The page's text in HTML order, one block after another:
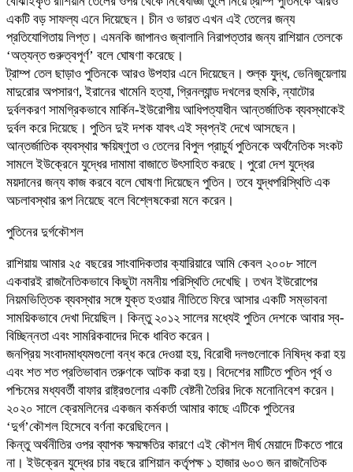
একটি বড় সাফল্য এনে দিয়েছেন। চীন ও ভারত এখন এই তেলের জন্য
প্রতিযোগিতায় লিপ্ত। এমনকি জাপানও জ্বালানি নিরাপত্তার জন্য রাশিয়ান তেলকে
‘অত্যন্ত গুরুত্বপূর্ণ’ বলে ঘোষণা করেছে।
ট্রাম্প তেল ছাড়াও পুতিনকে আরও উপহার এনে দিয়েছেন। শুল্ক যুদ্ধ, ভেনিজুয়েলায়
মাদুরোর অপসারণ, ইরানের খামেনি হত্যা, গ্রিনল্যান্ড দখলের হুমকি, ন্যাটোর
দুর্বলকরণ সামগ্রিকভাবে মার্কিন-ইউরোপীয় আধিপত্যাধীন আন্তর্জাতিক ব্যবস্থাকেই
দুর্বল করে দিয়েছে। পুতিন দুই দশক যাবৎ এই স্বপ্নই দেখে আসছেন।
আন্তর্জাতিক ব্যবস্থার ক্ষয়িষ্ণুতা ও তেলের বিপুল প্রাচুর্য পুতিনকে অর্থনৈতিক সংকট
সামলে ইউক্রেনে যুদ্ধের দামামা বাজাতে উৎসাহিত করছে। পুরো দেশ যুদ্ধের
ময়দানের জন্য কাজ করবে বলে ঘোষণা দিয়েছেন পুতিন। তবে যুদ্ধপরিস্থিতি এক
অচলাবস্থার রূপ নিয়েছে বলে বিশ্লেষকেরা মনে করেন।
পুতিনের দুর্গকৌশল
রাশিয়ায় আমার ২৫ বছরের সাংবাদিকতার ক্যারিয়ারে আমি কেবল ২০০৮ সালে
একবারই রাজনৈতিকভাবে কিছুটা নমনীয় পরিস্থিতি দেখেছি। তখন ইউরোপের
নিয়মভিত্তিক ব্যবস্থার সঙ্গে যুক্ত হওয়ার নীতিতে ফিরে আসার একটি সম্ভাবনা
সাময়িকভাবে দেখা দিয়েছিল। কিন্তু ২০১২ সালের মধ্যেই পুতিন দেশকে আবার স্ব-
বিচ্ছিন্নতা এবং সামরিকবাদের দিকে ধাবিত করেন।
জনপ্রিয় সংবাদমাধ্যমগুলো বন্ধ করে দেওয়া হয়, বিরোধী দলগুলোকে নিষিদ্ধ করা হয়
এবং শত শত প্রতিভাবান তরুণকে আটক করা হয়। বিদেশের মাটিতে পুতিন পূর্ব ও
পশ্চিমের মধ্যবর্তী বাফার রাষ্ট্রগুলোর একটি বেষ্টনী তৈরির দিকে মনোনিবেশ করেন।
২০২০ সালে ক্রেমলিনের একজন কর্মকর্তা আমার কাছে এটিকে পুতিনের
‘দুর্গ’কৌশল হিসেবে বর্ণনা করেছিলেন।
কিন্তু অর্থনীতির ওপর ব্যাপক ক্ষয়ক্ষতির কারণে এই কৌশল দীর্ঘ মেয়াদে টিকতে পারে
না। ইউক্রেন যুদ্ধের চার বছরে রাশিয়ান কর্তৃপক্ষ ১ হাজার ৬০৩ জন রাজনৈতিক